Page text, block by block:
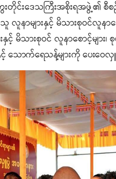
င်းဒေသကြီးအစိုးရအဖွဲ့၏ စီ
ာများနှင့် မိသားစုဝင်လူနာစော
မိသားစုဝင် လူနာစောင့်များ၊ စု
င့် သောက်ရေသန့်များကို ပေးဝေလှူ